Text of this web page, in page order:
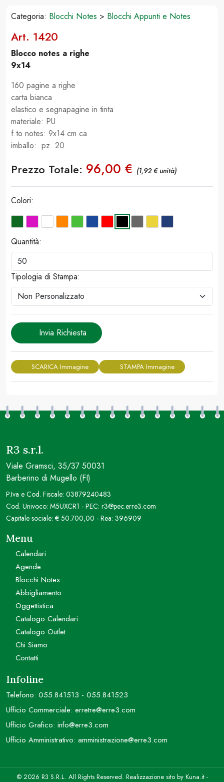
Categoria: Blocchi Notes > Blocchi Appunti e Notes
Art. 1420
Blocco notes a righe
9x14
160 pagine a righe
carta bianca
elastico e segnapagine in tinta
materiale: PU
f.to notes: 9x14 cm ca
imballo: pz. 20
Prezzo Totale: 96,00 € (1,92 € unità)
Colori:
Quantità:
Tipologia di Stampa:
Invia Richiesta
SCARICA Immagine STAMPA Immagine
R3 s.r.l.
Viale Gramsci, 35/37 50031
Barberino di Mugello (FI)
P.Iva e Cod. Fiscale: 03879240483
Cod. Univoco: M5UXCR1 - PEC: r3@pec.erre3.com
Capitale sociale: € 50.700,00 - Rea: 396909
Menu
Calendari
Agende
Blocchi Notes
Abbigliamento
Oggettistica
Catalogo Calendari
Catalogo Outlet
Chi Siamo
Contatti
Infoline
Telefono: 055.841513 - 055.841523
Ufficio Commerciale: erretre@erre3.com
Ufficio Grafico: info@erre3.com
Ufficio Amministrativo: amministrazione@erre3.com
© 2026 R3 S.R.L. All Rights Reserved. Realizzazione sito by Kuna.it-